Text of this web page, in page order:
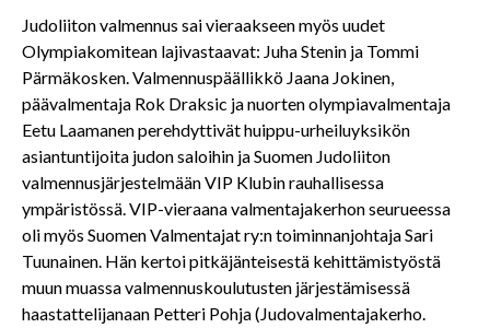
Judoliiton valmennus sai vieraakseen myös uudet
Olympiakomitean lajivastaavat: Juha Stenin ja Tommi
Pärmäkosken. Valmennuspäällikkö Jaana Jokinen,
päävalmentaja Rok Draksic ja nuorten olympiavalmentaja
Eetu Laamanen perehdyttivät huippu-urheiluyksikön
asiantuntijoita judon saloihin ja Suomen Judoliiton
valmennusjärjestelmään VIP Klubin rauhallisessa
ympäristössä. VIP-vieraana valmentajakerhon seurueessa
oli myös Suomen Valmentajat ry:n toiminnanjohtaja Sari
Tuunainen. Hän kertoi pitkäjänteisestä kehittämistyöstä
muun muassa valmennuskoulutusten järjestämisessä
haastattelijanaan Petteri Pohja (Judovalmentajakerho.